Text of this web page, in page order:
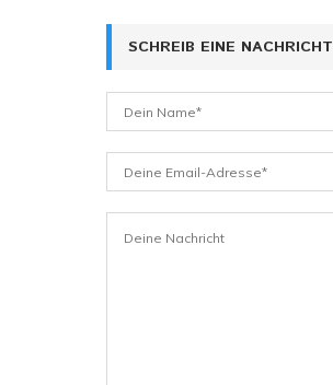
SCHREIB EINE NACHRICHT